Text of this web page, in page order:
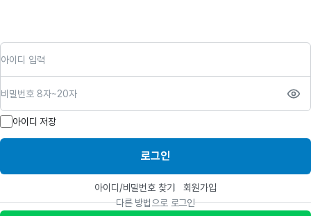
아이디 저장
로그인
아이디/비밀번호 찾기
회원가입
다른 방법으로 로그인